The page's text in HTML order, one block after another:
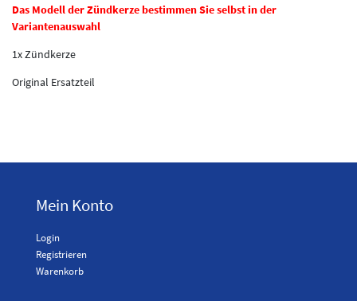
Das Modell der Zündkerze bestimmen Sie selbst in der
Variantenauswahl
1x Zündkerze
Original Ersatzteil
Mein Konto
Login
Registrieren
Warenkorb